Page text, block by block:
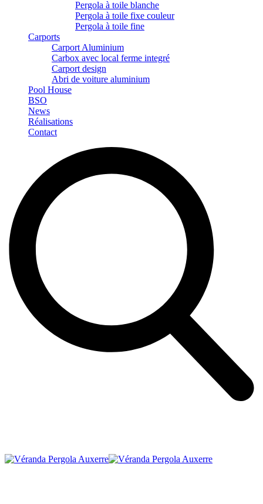
Pergola à toile blanche
Pergola à toile fixe couleur
Pergola à toile fine
Carports
Carport Aluminium
Carbox avec local ferme integré
Carport design
Abri de voiture aluminium
Pool House
BSO
News
Réalisations
Contact